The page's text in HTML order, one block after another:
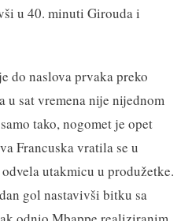
u 40. minuti Girouda i
do naslova prvaka preko
u sat vremena nije nijednom
tako, nogomet je opet
Francuska vratila se u
utakmicu u produžetke.
gol nastavivši bitku sa